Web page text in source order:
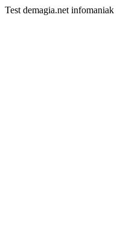
Test demagia.net infomaniak